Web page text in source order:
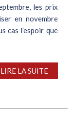
les prix
en novembre
cas l’espoir que
LIRE LA SUITE